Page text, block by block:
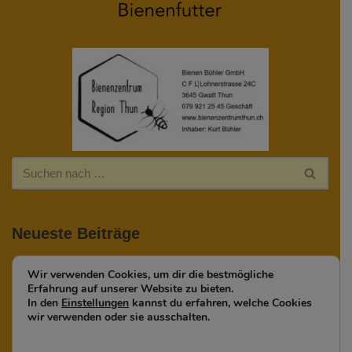
Neueste Beiträge
Nestsuche Asiatischer Hornissen
2025
Bienenfreundliche Pflanzen
Wir verwenden Cookies, um dir die bestmögliche
Erfahrung auf unserer Website zu bieten.
In den Einstellungen kannst du erfahren, welche Cookies
wir verwenden oder sie ausschalten.